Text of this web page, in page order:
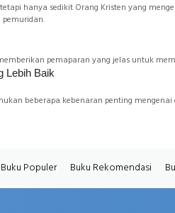
hanya sedikit Orang Kristen yang
pemaparan yang jelas untuk
Lebih Baik
beberapa kebenaran penting
Buku Populer Buku Rekomendasi